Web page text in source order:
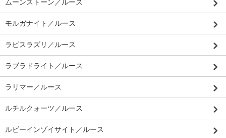
ムーンストーン／ルース
モルガナイト／ルース
ラピスラズリ／ルース
ラブラドライト／ルース
ラリマー／ルース
ルチルクォーツ／ルース
ルビーインゾイサイト／ルース